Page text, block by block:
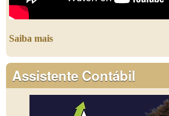
Saiba mais
Assistente Contábil